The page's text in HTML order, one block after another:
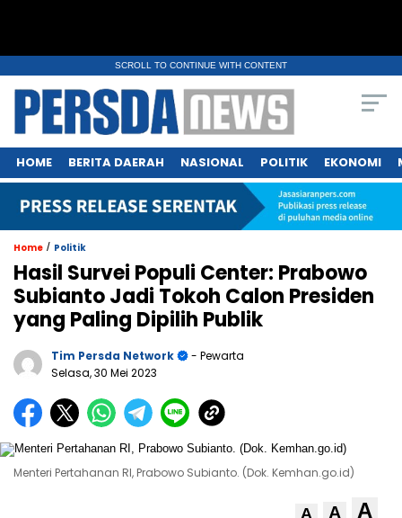
SCROLL TO CONTINUE WITH CONTENT
HOME BERITA DAERAH NASIONAL POLITIK EKONOMI
Home / Politik
Hasil Survei Populi Center: Prabowo
Subianto Jadi Tokoh Calon Presiden
yang Paling Dipilih Publik
Tim Persda Network
- Pewarta
Selasa, 30 Mei 2023
Menteri Pertahanan RI, Prabowo Subianto. (Dok. Kemhan.go.id)
A A A